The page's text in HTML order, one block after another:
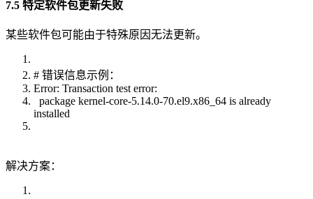
7.5 特定软件包更新失败
某些软件包可能由于特殊原因无法更新。
# 错误信息示例：
Error: Transaction test error:
package kernel-core-5.14.0-70.el9.x86_64 is already
installed
解决方案：